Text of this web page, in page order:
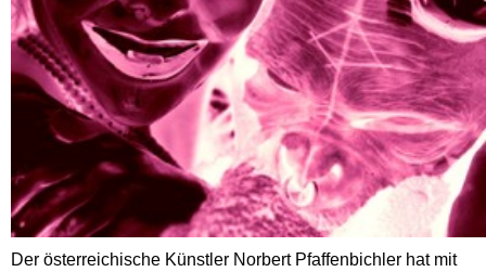
Der österreichische Künstler Norbert Pfaffenbichler hat mit